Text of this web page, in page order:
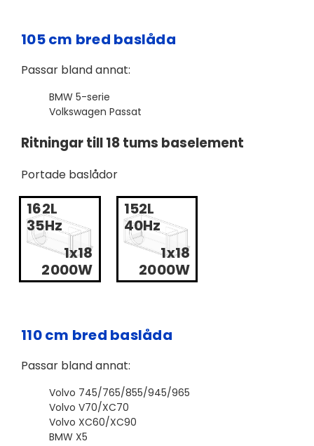
105 cm bred baslåda
Passar bland annat:
BMW 5-serie
Volkswagen Passat
Ritningar till 18 tums baselement
Portade baslådor
162L
35Hz
2000W
1x18
152L
40Hz
2000W
1x18
110 cm bred baslåda
Passar bland annat:
Volvo 745/765/855/945/965
Volvo V70/XC70
Volvo XC60/XC90
BMW X5